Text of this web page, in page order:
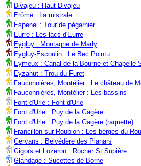
Divajeu : Haut Divajeu
Erôme : La mistrale
Espenel : Tour de pégarnier
Eurre : Les lacs d'Eurre
Eygluy : Montagne de Marly
Eygluy-Escoulin : Le Bec Pointu
Eymeux : Canal de la Bourne et Chapelle
Eyzahut : Trou du Furet
Fauconnières, Montélier : Le château de
Fauconnières, Montélier : Les bassins
Font d'Urle : Font d'Urle
Font d'Urle : Puy de la Gagère
Font d'Urle : Puy de la Gagère (raquette)
Francillon-sur-Roubion : Les berges du
Gervans : Belvédère des Planars
Gigors et Lozeron : Rocher St Supière
Glandage : Sucettes de Borne